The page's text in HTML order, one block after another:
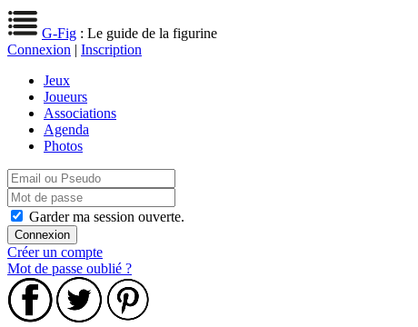
G-Fig : Le guide de la figurine
Connexion | Inscription
Jeux
Joueurs
Associations
Agenda
Photos
Garder ma session ouverte.
Créer un compte
Mot de passe oublié ?